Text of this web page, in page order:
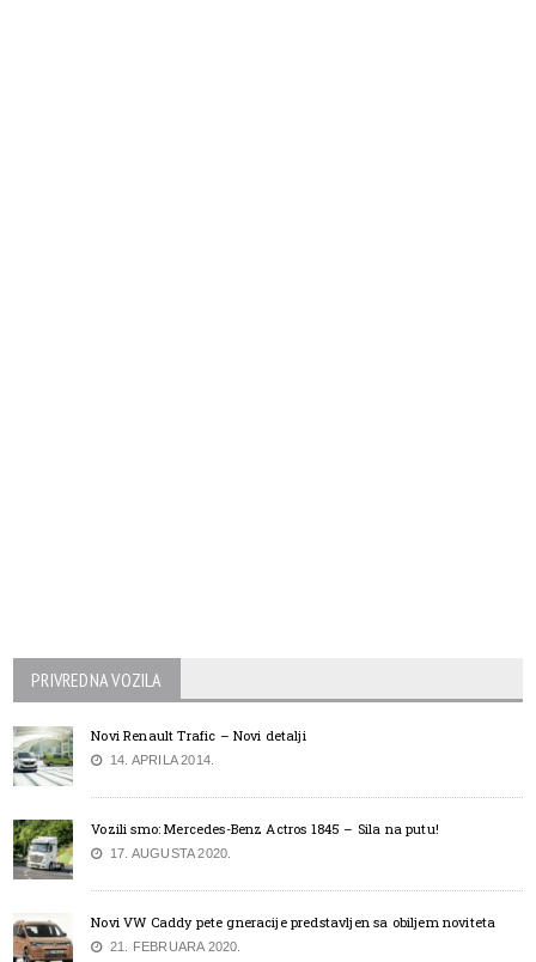
PRIVREDNA VOZILA
Novi Renault Trafic – Novi detalji
14. APRILA 2014.
Vozili smo: Mercedes-Benz Actros 1845 – Sila na putu!
17. AUGUSTA 2020.
Novi VW Caddy pete gneracije predstavljen sa obiljem noviteta
21. FEBRUARA 2020.